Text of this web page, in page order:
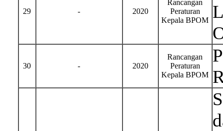
29 - 2020
Rancangan
Peraturan
Kepala BPOM
30 - 2020
Rancangan
Peraturan
Kepala BPOM